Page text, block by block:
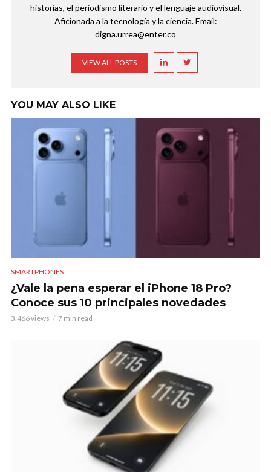
historias, el periodismo literario y el lenguaje audiovisual.
Aficionada a la tecnología y la ciencia. Email:
digna.urrea@enter.co
VIEW ALL POSTS
YOU MAY ALSO LIKE
SMARTPHONES
¿Vale la pena esperar el iPhone 18 Pro?
Conoce sus 10 principales novedades
3.466 views 7 min read